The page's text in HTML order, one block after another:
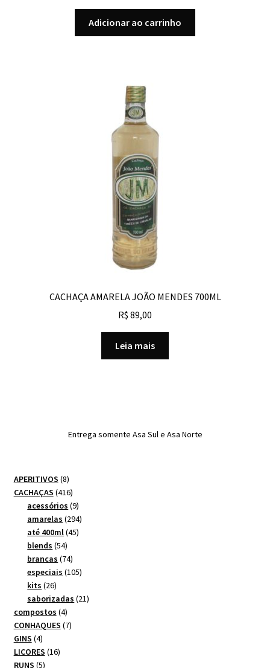
Adicionar ao carrinho
CACHAÇA AMARELA JOÃO MENDES 700ML
R$ 89,00
Leia mais
Entrega somente Asa Sul e Asa Norte
APERITIVOS 88
produtos
CACHAÇAS 416416
produtos
acessórios 99
produtos
amarelas 294294
até 400ml 4545
blends 5454
produtos
brancas 7474
produtos
especiais 105105
kits 2626
produtos
saborizadas 2121
compostos 44
produtos
CONHAQUES 77
GINS 44
produtos
LICORES 1616
RUNS 55